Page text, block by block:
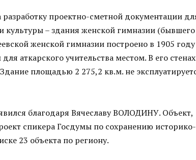
проектно-сметной документации
– здания женской гимназии (бывшего
женской гимназии построено в 1905
аткарского учительства местом. В его стенах
площадью 2 275,2 кв.м. не
благодаря Вячеславу ВОЛОДИНУ. Объект,
спикера Госдумы по сохранению историко-
23 объекта по региону.